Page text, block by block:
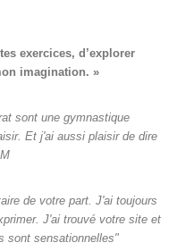
exercices, d’explorer
imagination. »
sont une gymnastique
Et j'ai aussi plaisir de dire
de votre part. J'ai toujours
J'ai trouvé votre site et
sont sensationnelles"